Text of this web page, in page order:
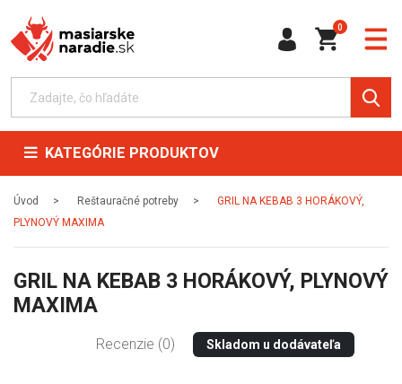
0
KATEGÓRIE PRODUKTOV
Úvod Reštauračné potreby
GRIL NA KEBAB 3 HORÁKOVÝ,
PLYNOVÝ MAXIMA
GRIL NA KEBAB 3 HORÁKOVÝ, PLYNOVÝ
MAXIMA
Recenzie (0) Skladom u dodávateľa